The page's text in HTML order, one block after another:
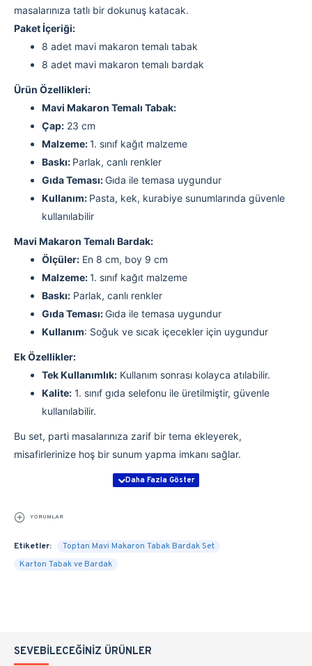
masalarınıza tatlı bir dokunuş katacak.
Paket İçeriği:
8 adet mavi makaron temalı tabak
8 adet mavi makaron temalı bardak
Ürün Özellikleri:
Mavi Makaron Temalı Tabak:
Çap: 23 cm
Malzeme:1. sınıf kağıt malzeme
Baskı: Parlak, canlı renkler
Gıda Teması:Gıda ile temasa uygundur
Kullanım: Pasta, kek, kurabiye sunumlarında güvenle
kullanılabilir
Mavi Makaron Temalı Bardak:
Ölçüler: En 8 cm, boy 9 cm
Malzeme:1. sınıf kağıt malzeme
Baskı: Parlak, canlı renkler
Gıda Teması:Gıda ile temasa uygundur
Kullanım: Soğuk ve sıcak içecekler için uygundur
Ek Özellikler:
Tek Kullanımlık: Kullanım sonrası kolayca atılabilir.
Kalite: 1. sınıf gıda selefonu ile üretilmiştir, güvenle
kullanılabilir.
Bu set, parti masalarınıza zarif bir tema ekleyerek,
misafirlerinize hoş bir sunum yapma imkanı sağlar.
YORUMLAR
Etiketler:
Toptan Mavi Makaron Tabak Bardak Set
Karton Tabak ve Bardak
SEVEBILECEĞINIZ ÜRÜNLER